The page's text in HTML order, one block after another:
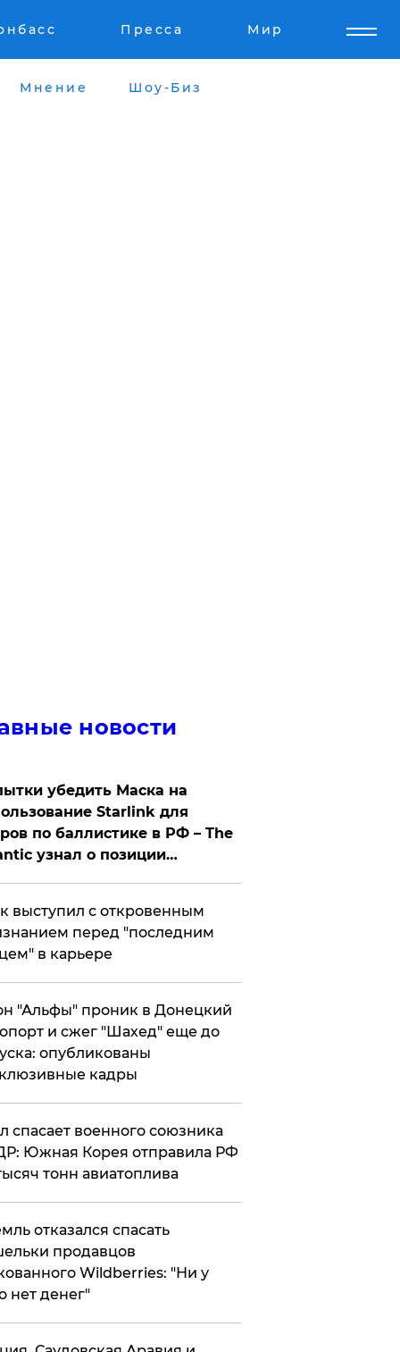
Пресса Мир
Мнение Шоу-Биз
новости
убедить Маска на
Starlink для
по баллистике в РФ – The
узнал о позиции
выступил с откровенным
перед "последним
в карьере
"Альфы" проник в Донецкий
и сжег "Шахед" еще до
опубликованы
кадры
спасает военного союзника
Южная Корея отправила РФ
тонн авиатоплива
отказался спасать
продавцов
Wildberries: "Ни у
нет денег"